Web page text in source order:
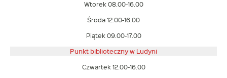
Wtorek 08.00-16.00
Środa 12.00-16.00
Piątek 09.00-17.00
Punkt biblioteczny w Ludyni
Czwartek 12.00-16.00